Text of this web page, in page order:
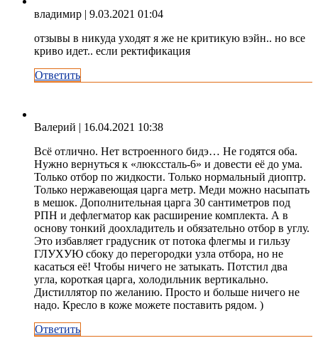
владимир | 9.03.2021 01:04
отзывы в никуда уходят я же не критикую вэйн.. но все
криво идет.. если ректификация
Ответить
Валерий | 16.04.2021 10:38
Всё отлично. Нет встроенного бидэ… Не годятся оба.
Нужно вернуться к «люкссталь-6» и довести её до ума.
Только отбор по жидкости. Только нормальный диоптр.
Только нержавеющая царга метр. Меди можно насыпать
в мешок. Дополнительная царга 30 сантиметров под
РПН и дефлегматор как расширение комплекта. А в
основу тонкий доохладитель и обязательно отбор в углу.
Это избавляет градусник от потока флегмы и гильзу
ГЛУХУЮ сбоку до перегородки узла отбора, но не
касаться её! Чтобы ничего не затыкать. Потстил два
угла, короткая царга, холодильник вертикально.
Дистиллятор по желанию. Просто и больше ничего не
надо. Кресло в коже можете поставить рядом. )
Ответить